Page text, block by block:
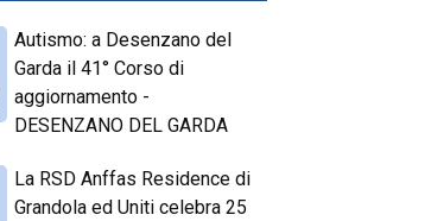
Autismo: a Desenzano del
Garda il 41° Corso di
aggiornamento -
DESENZANO DEL GARDA
La RSD Anffas Residence di
Grandola ed Uniti celebra 25